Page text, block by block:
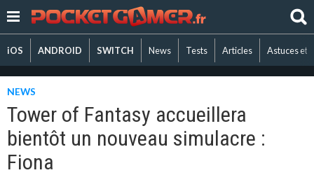
iOS ANDROID SWITCH News Tests Articles Astuces et
NEWS
Tower of Fantasy accueillera
bientôt un nouveau simulacre :
Fiona